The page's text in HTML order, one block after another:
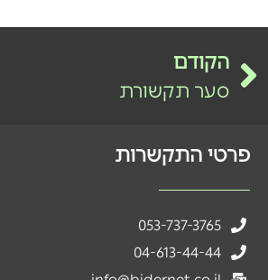
הקודם
סער תקשורת
פרטי התקשרות
053-737-3765
04-613-44-44